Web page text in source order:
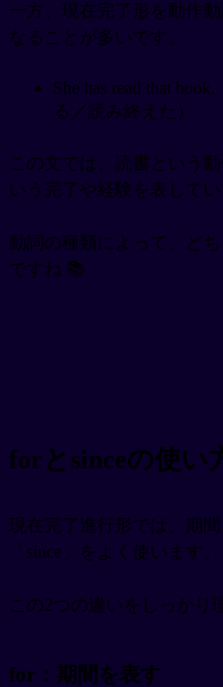
一方、現在完了形を動作
なることが多いです。
She has read that
る／読み終えた）
この文では、読書という
いう完了や経験を表してい
動詞の種類によって、ど
ですね 📚
forとsinceの使い
現在完了進行形では、期
「since」をよく使います。
この2つの違いをしっかり
for：期間を表す